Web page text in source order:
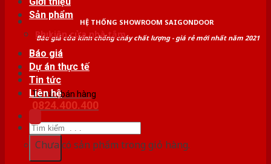
HỆ THỐNG SHOWROOM SAIGONDOOR
Báo giá cửa kính chống cháy chất lượng - giá rẻ mới nhất năm 2021
Tư vấn bán hàng
0824.400.400
Tìm
kiếm:
Sản phẩm
Phụ kiện cửa nhà tắm
Báo giá
Dự án thực tế
Tin tức
Liên hệ
Chưa có sản phẩm trong giỏ hàng.